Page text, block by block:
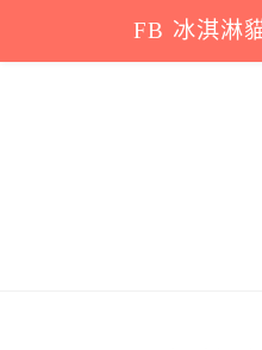
content
FB 冰淇淋